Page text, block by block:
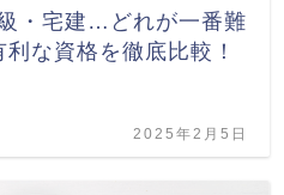
・宅建…どれが一番難
な資格を徹底比較！
2025年2月5日